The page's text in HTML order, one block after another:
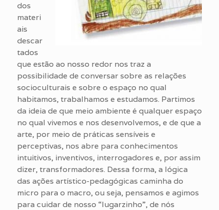
dos
materi
ais
descar
tados
que estão ao nosso redor nos traz a
possibilidade de conversar sobre as relações
socioculturais e sobre o espaço no qual
habitamos, trabalhamos e estudamos. Partimos
da ideia de que meio ambiente é qualquer espaço
no qual vivemos e nos desenvolvemos, e de que a
arte, por meio de práticas sensíveis e
perceptivas, nos abre para conhecimentos
intuitivos, inventivos, interrogadores e, por assim
dizer, transformadores. Dessa forma, a lógica
das ações artístico-pedagógicas caminha do
micro para o macro, ou seja, pensamos e agimos
para cuidar de nosso “lugarzinho”, de nós